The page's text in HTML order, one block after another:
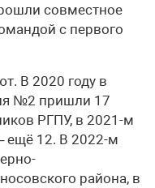
совместное
с первого
В 2020 году в
№2 пришли 17
РГПУ, в 2021-м
ещё 12. В 2022-м
района, в